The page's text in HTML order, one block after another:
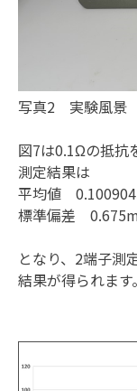
写真2 実験風景
図7は0.1Ωの抵抗
測定結果は
平均値
標準偏差
となり、2端子測
結果が得られます。